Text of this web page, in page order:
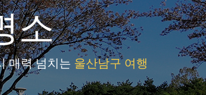
소
매력 넘치는 울산남구 여행